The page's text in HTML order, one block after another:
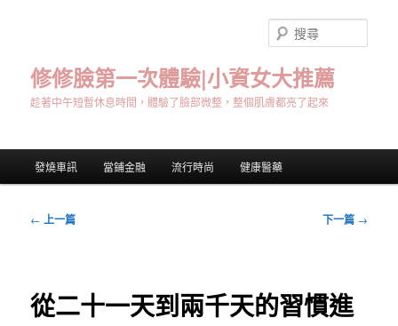
修修臉第一次體驗|小資女大推薦
趁著中午短暫休息時間，體驗了臉部微整，整個肌膚都亮了起來
尋
發燒車訊 當鋪金融 流行時尚 健康醫藥
文
← 上一篇 下一篇 →
從二十一天到兩千天的習慣進